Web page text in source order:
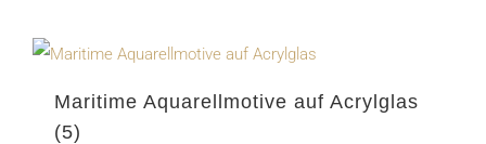
Maritime Aquarellmotive auf Acrylglas
(5)